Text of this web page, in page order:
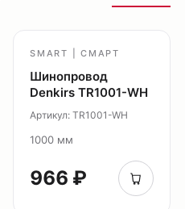
SMART | СМАРТ
Шинопровод
Denkirs TR1001-WH
Артикул: TR1001-WH
1000 мм
966 ₽